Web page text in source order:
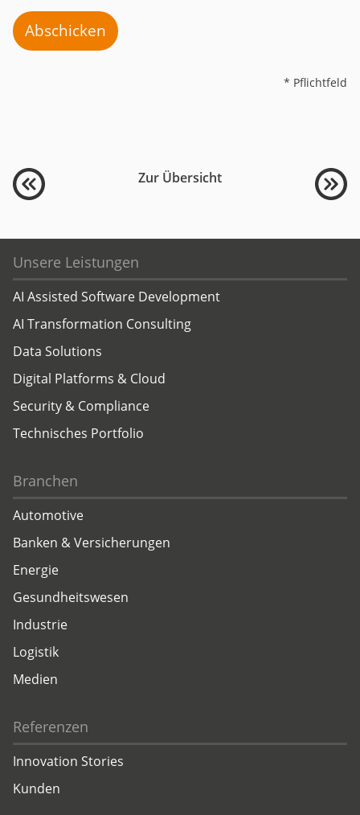
Abschicken
* Pflichtfeld
Zur Übersicht
Unsere Leistungen
AI Assisted Software Development
AI Transformation Consulting
Data Solutions
Digital Platforms & Cloud
Security & Compliance
Technisches Portfolio
Branchen
Automotive
Banken & Versicherungen
Energie
Gesundheitswesen
Industrie
Logistik
Medien
Referenzen
Innovation Stories
Kunden